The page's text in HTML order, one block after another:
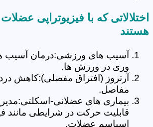
اختلالاتی که با فیزیوتراپی
هستند
آسیب های ورزشی:درمان آسیب
وری در ورزش ها.
آرتروز (افتراق مفصلی):کاهش
مفاصل.
بیماری های عضلانی-
قابلیت حرکت در شرایطی مانند
اسپاسم عضلات.